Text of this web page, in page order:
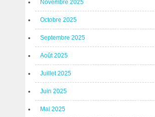
Novembre 2025
Octobre 2025
Septembre 2025
Août 2025
Juillet 2025
Juin 2025
Mai 2025